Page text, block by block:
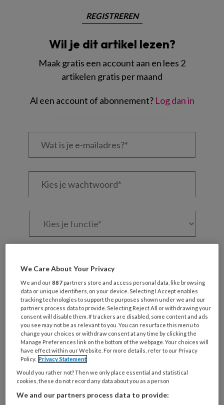
REGISTREREN
Wil je dit artikel lezen?
Maak gratis een account aan en lees 2
artikelen gratis per maand
Al een account of abonnement? Log dan in
Wat
Kies
Kies
organisatie
werk
je?
Untitled
Ontvang 2x per week de
KinderopvangTotaal nieuwsbrief
Ontvang iedere zondag het
Management Kinderopvang
Weekoverzicht
Ja, ik geef toestemming voor e-mails
van KinderopvangTotaal en
We Care About Your Privacy
We and our887 partners store and access personal data, like browsing
data or unique identifiers, on your device. Selecting I Accept enables
tracking technologies to support the purposes shown under we and our
partners process data to provide. Selecting Reject All or withdrawing your
consent will disable them. If trackers are disabled, some content and ads
you see may not be as relevant to you. You can resurface this menu to
change your choices or withdraw consent at any time by clicking the
Manage Preferences link on the bottom of the webpage. Your choices will
have effect within our Website. For more details, refer to our Privacy
Policy. Privacy Statement
Would you rather not? Then we only place essential and statistical
cookies, these do not record any data about you as a person
We and our partners process data to provide: